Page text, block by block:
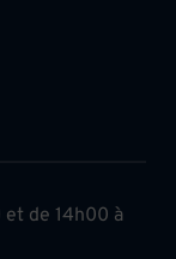
de 14h00 à